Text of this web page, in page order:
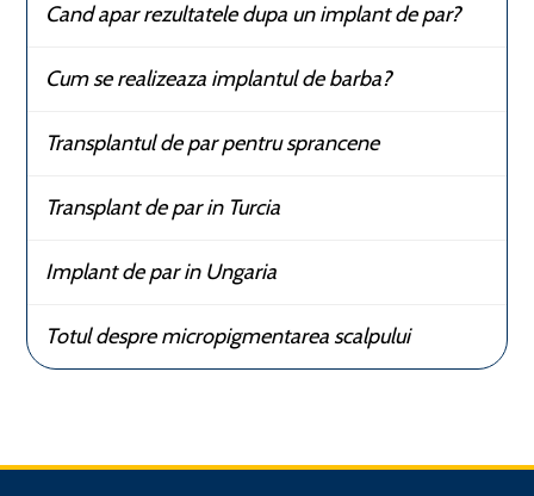
Cand apar rezultatele dupa un implant de par?
Cum se realizeaza implantul de barba?
Transplantul de par pentru sprancene
Transplant de par in Turcia
Implant de par in Ungaria
Totul despre micropigmentarea scalpului